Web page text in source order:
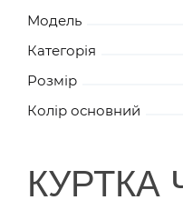
Модель
Категорія
Розмір
Колір основний
КУРТКА